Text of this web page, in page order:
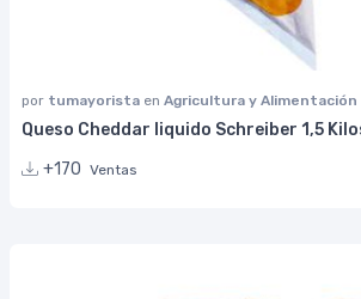
por tumayorista en Agricultura y Alimentación
Queso Cheddar liquido Schreiber 1,5
+170 Ventas